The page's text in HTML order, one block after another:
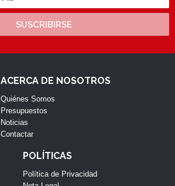
SUSCRIBIRSE
ACERCA DE NOSOTROS
Quiénes Somos
Presupuestos
Noticias
Contactar
POLÍTICAS
Política de Privacidad